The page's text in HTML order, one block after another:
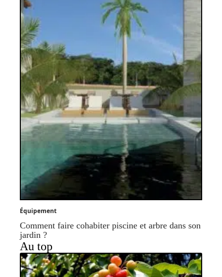
Équipement
Comment faire cohabiter piscine et arbre dans son
jardin ?
Au top